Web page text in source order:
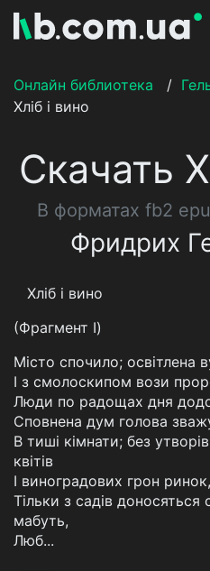
Онлайн библиотека
/
Хліб і вино
Скачать
В форматах fb2
Фридрих
Хліб і вино
(Фрагмент I)
Місто спочило; освітлена
I з смолоскипом вози
Люди по радощах дня
Сповнена дум голова
В тиші кімнати; без
квітів
I виноградових грон
Тільки з садів
мабуть,
Люб...